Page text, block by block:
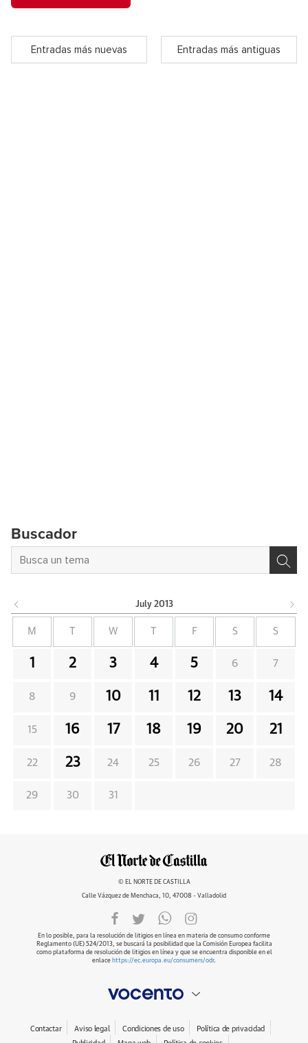
Entradas más nuevas Entradas más antiguas
Buscador
July 2013
M W F S S
1 2 3 4 5 6 7
8 9 10 11 12 13 14
15 16 17 18 19 20 21
22 23 24 25 26 27 28
29 30 31
© EL NORTE DE CASTILLA
Calle Vázquez de Menchaca, 10, 47008 - Valladolid
En lo posible, para la resolución de litigios en línea en materia de consumo conforme
Reglamento (UE) 524/2013, se buscará la posibilidad que la Comisión Europea facilita
como plataforma de resolución de litigios en línea y que se encuentra disponible en el
enlace https://ec.europa.eu/consumers/odr.
Contactar Aviso legal Condiciones de uso
Política de privacidad